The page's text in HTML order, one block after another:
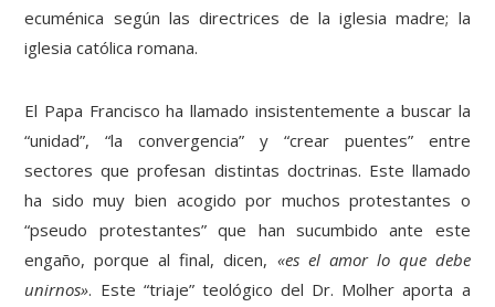
ecuménica según las directrices de la iglesia madre; la
iglesia católica romana.
El Papa Francisco ha llamado insistentemente a buscar la
“unidad”, “la convergencia” y “crear puentes” entre
sectores que profesan distintas doctrinas. Este llamado
ha sido muy bien acogido por muchos protestantes o
“pseudo protestantes” que han sucumbido ante este
engaño, porque al final, dicen, «es el amor lo que debe
unirnos». Este “triaje” teológico del Dr. Molher aporta a